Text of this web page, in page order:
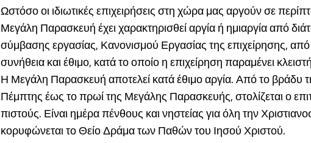
Ωστόσο οι ιδιωτικές επιχειρήσεις στη χώρα μας αργούν σε
Μεγάλη Παρασκευή έχει χαρακτηρισθεί αργία ή ημιαργία από
σύμβασης εργασίας, Κανονισμού Εργασίας της επιχείρησης, από
συνήθεια και έθιμο, κατά το οποίο η επιχείρηση παραμένει
Η Μεγάλη Παρασκευή αποτελεί κατά έθιμο αργία. Από το βράδυ
Πέμπτης έως το πρωί της Μεγάλης Παρασκευής, στολίζεται ο
πιστούς. Είναι ημέρα πένθους και νηστείας για όλη την
κορυφώνεται το Θείο Δράμα των Παθών του Ιησού Χριστού.